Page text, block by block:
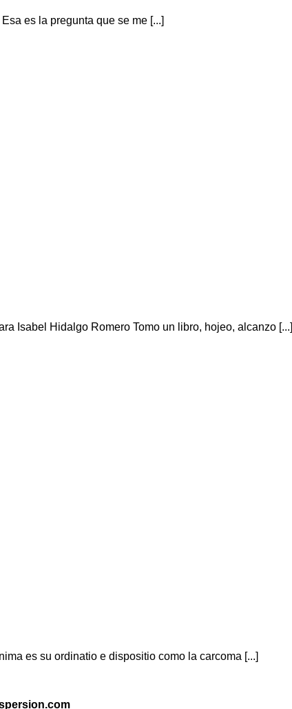
es la pregunta que se me [...]
Isabel Hidalgo Romero Tomo un libro, hojeo, alcanzo [...]
es su ordinatio e dispositio como la carcoma [...]